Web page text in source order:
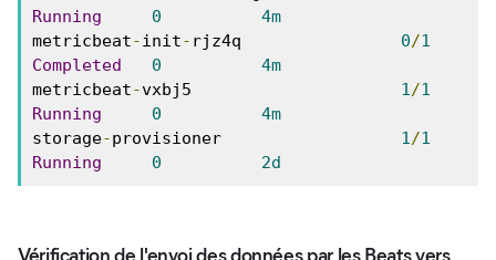
Running
0
4m
metricbeat-init- rjz4q 0/1
Completed
0
4m
metricbeat-vxbj5 1/1
Running
0
4m
storage-provisioner 1/1
Running
0 2d